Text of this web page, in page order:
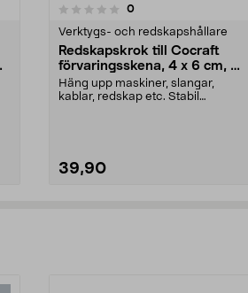
0recensioner
Verktygs- och redskapshållare
Redskapskrok till Cocraft
förvaringsskena, 4 x 6 cm, 2-
pack
Häng upp maskiner, slangar,
kablar, redskap etc. Stabil
39,90
5.0av 5 stjärnor